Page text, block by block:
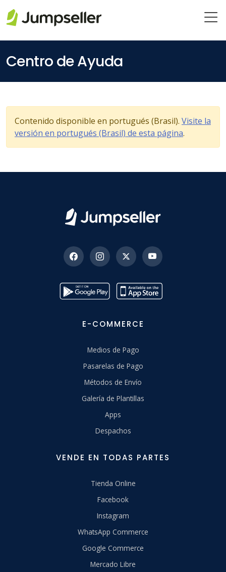
Centro de Ayuda
Contenido disponible en portugués (Brasil). Visite la
versión en portugués (Brasil) de esta página.
E-COMMERCE
Medios de Pago
Pasarelas de Pago
Métodos de Envío
Galería de Plantillas
Apps
Despachos
VENDE EN TODAS PARTES
Tienda Online
Facebook
Instagram
WhatsApp Commerce
Google Commerce
Mercado Libre